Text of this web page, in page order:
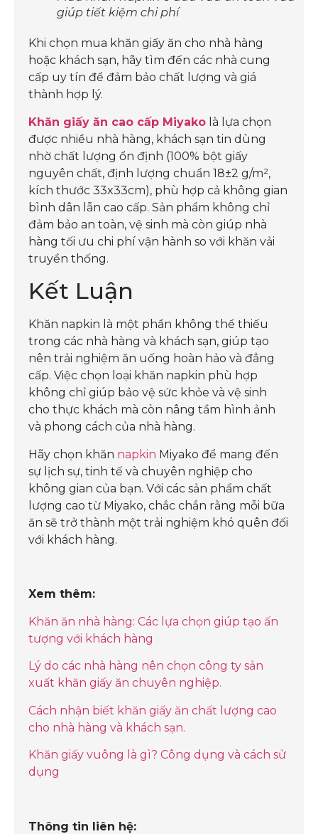
giúp tiết kiệm chi phí
Khi chọn mua khăn giấy ăn cho nhà hàng
hoặc khách sạn, hãy tìm đến các nhà cung
cấp uy tín để đảm bảo chất lượng và giá
thành hợp lý.
Khăn giấy ăn cao cấp Miyako là lựa chọn
được nhiều nhà hàng, khách sạn tin dùng
nhờ chất lượng ổn định (100% bột giấy
nguyên chất, định lượng chuẩn 18±2 g/m²,
kích thước 33x33cm), phù hợp cả không gian
bình dân lẫn cao cấp. Sản phẩm không chỉ
đảm bảo an toàn, vệ sinh mà còn giúp nhà
hàng tối ưu chi phí vận hành so với khăn vải
truyền thống.
Kết Luận
Khăn napkin là một phần không thể thiếu
trong các nhà hàng và khách sạn, giúp tạo
nên trải nghiệm ăn uống hoàn hảo và đẳng
cấp. Việc chọn loại khăn napkin phù hợp
không chỉ giúp bảo vệ sức khỏe và vệ sinh
cho thực khách mà còn nâng tầm hình ảnh
và phong cách của nhà hàng.
Hãy chọn khăn napkin Miyako để mang đến
sự lịch sự, tinh tế và chuyên nghiệp cho
không gian của bạn. Với các sản phẩm chất
lượng cao từ Miyako, chắc chắn rằng mỗi bữa
ăn sẽ trở thành một trải nghiệm khó quên đối
với khách hàng.
Xem thêm:
Khăn ăn nhà hàng: Các lựa chọn giúp tạo ấn
tượng với khách hàng
Lý do các nhà hàng nên chọn công ty sản
xuất khăn giấy ăn chuyên nghiệp.
Cách nhận biết khăn giấy ăn chất lượng cao
cho nhà hàng và khách sạn.
Khăn giấy vuông là gì? Công dụng và cách sử
dụng
Thông tin liên hệ: